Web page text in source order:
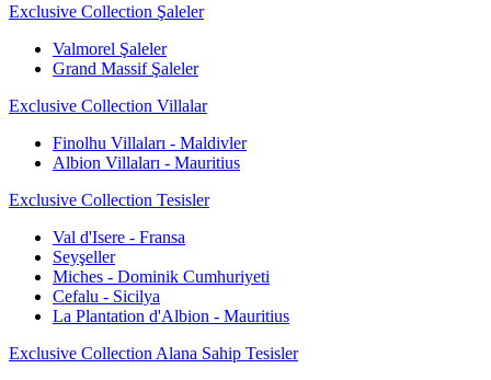
Exclusive Collection Şaleler
Valmorel Şaleler
Grand Massif Şaleler
Exclusive Collection Villalar
Finolhu Villaları - Maldivler
Albion Villaları - Mauritius
Exclusive Collection Tesisler
Val d'Isere - Fransa
Seyşeller
Miches - Dominik Cumhuriyeti
Cefalu - Sicilya
La Plantation d'Albion - Mauritius
Exclusive Collection Alana Sahip Tesisler